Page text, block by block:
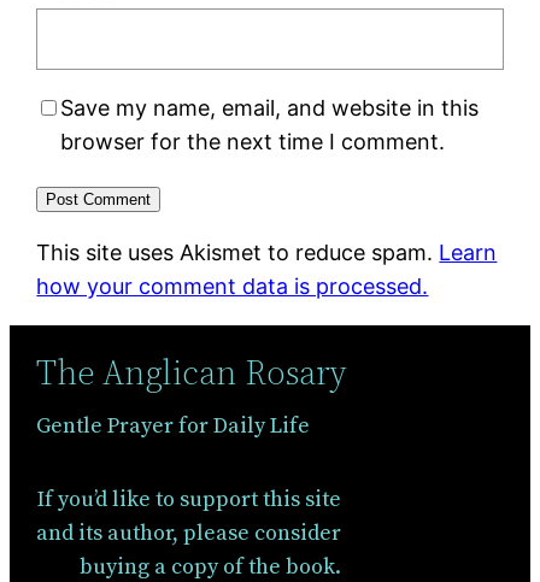
Save my name, email, and website in this
browser for the next time I comment.
This site uses Akismet to reduce spam. Learn
how your comment data is processed.
The Anglican Rosary
Gentle Prayer for Daily Life
If you’d like to support this site
and its author, please consider
buying a copy of the book.